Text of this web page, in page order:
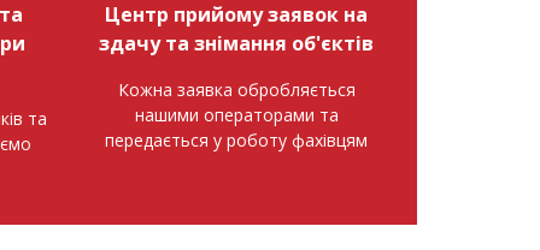
та
Центр прийому заявок на
здачу та знімання об'єктів
Кожна заявка обробляється
нашими операторами та
передається у роботу фахівцям